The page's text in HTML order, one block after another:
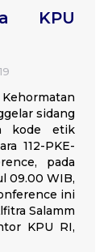
KPU
sidang
kode etik
112-PKE-
pada
09.00 WIB,
ini
Salamm
KPU RI,